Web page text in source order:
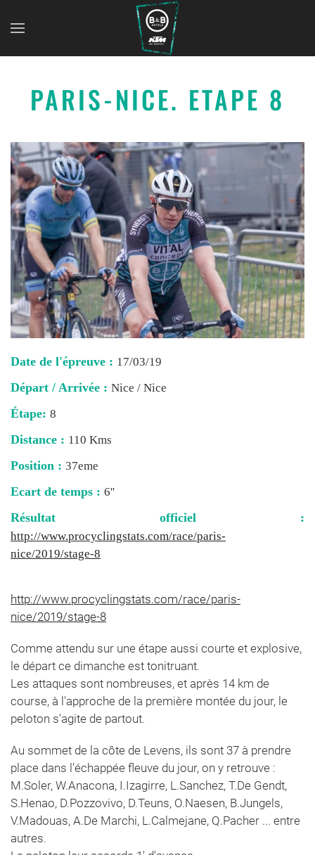
PARIS-NICE. ETAPE 8
Date de l'épreuve : 17/03/19
Départ / Arrivée : Nice / Nice
Étape: 8
Distance : 110 Kms
Position : 37eme
Ecart de temps : 6''
Résultat officiel :
http://www.procyclingstats.com/race/paris-
nice/2019/stage-8
http://www.procyclingstats.com/race/paris-
nice/2019/stage-8
Comme attendu sur une étape aussi courte et explosive,
le départ ce dimanche est tonitruant.
Les attaques sont nombreuses, et après 14 km de
course, à l'approche de la première montée du jour, le
peloton s'agite de partout.
Au sommet de la côte de Levens, ils sont 37 à prendre
place dans l’échappée fleuve du jour, on y retrouve :
M.Soler, W.Anacona, I.Izagirre, L.Sanchez, T.De Gendt,
S.Henao, D.Pozzovivo, D.Teuns, O.Naesen, B.Jungels,
V.Madouas, A.De Marchi, L.Calmejane, Q.Pacher ... entre
autres.